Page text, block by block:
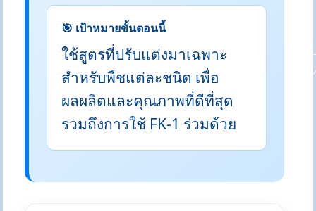
🎯 เป้าหมายขั้นตอนนี้
ใช้สูตรที่ปรับแต่งมาเฉพาะ
สำหรับพืชแต่ละชนิด เพื่อ
ผลผลิตและคุณภาพที่ดีที่สุด
รวมถึงการใช้ FK-1 ร่วมด้วย